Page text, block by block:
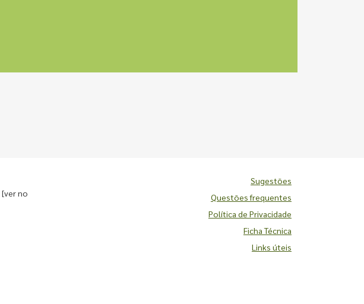
[ver no
Sugestões
Questões frequentes
Política de Privacidade
Ficha Técnica
Links úteis